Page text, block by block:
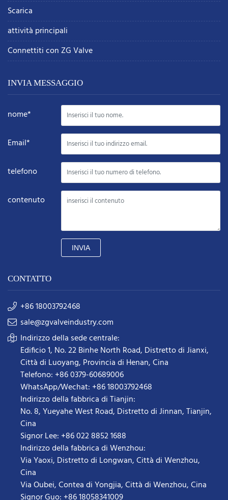
Scarica
attività principali
Connettiti con ZG Valve
INVIA MESSAGGIO
nome*
Email*
telefono
contenuto
INVIA
CONTATTO
+86 18003792468
sale@zgvalveindustry.com
Indirizzo della sede centrale:
Edificio 1, No. 22 Binhe North Road, Distretto di Jianxi,
Città di Luoyang, Provincia di Henan, Cina
Telefono: +86 0379-60689006
WhatsApp/Wechat: +86 18003792468
Indirizzo della fabbrica di Tianjin:
No. 8, Yueyahe West Road, Distretto di Jinnan, Tianjin,
Cina
Signor Lee: +86 022 8852 1688
Indirizzo della fabbrica di Wenzhou:
Via Yaoxi, Distretto di Longwan, Città di Wenzhou,
Cina
Via Oubei, Contea di Yongjia, Città di Wenzhou, Cina